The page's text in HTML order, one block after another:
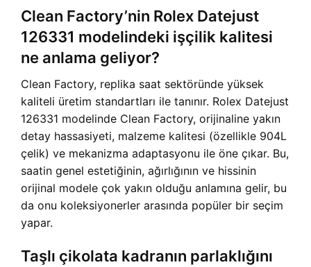
Clean Factory’nin Rolex Datejust
126331 modelindeki işçilik kalitesi
ne anlama geliyor?
Clean Factory, replika saat sektöründe yüksek
kaliteli üretim standartları ile tanınır. Rolex Datejust
126331 modelinde Clean Factory, orijinaline yakın
detay hassasiyeti, malzeme kalitesi (özellikle 904L
çelik) ve mekanizma adaptasyonu ile öne çıkar. Bu,
saatin genel estetiğinin, ağırlığının ve hissinin
orijinal modele çok yakın olduğu anlamına gelir, bu
da onu koleksiyonerler arasında popüler bir seçim
yapar.
Taşlı çikolata kadranın parlaklığını